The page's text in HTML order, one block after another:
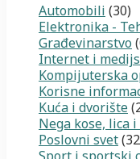
Automobili (30)
Elektronika -
Građevinarstvo
Internet i
Kompijuterska
Korisne
Kuća i dvorište
Nega kose, lica
Poslovni svet